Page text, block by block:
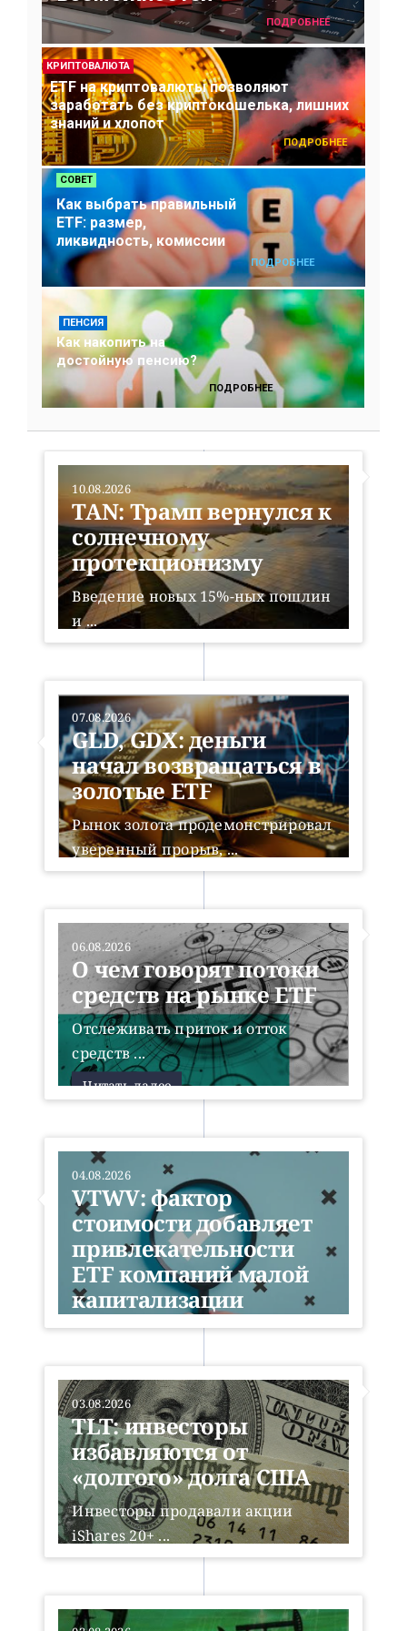
О ПРОЕКТЕ
ПОДРОБНЕЕ
ПОДРОБНЕЕ
ETF на криптовалюты позволяют
заработать без криптокошелька, лишних
знаний и хлопот
КРИПТОВАЛЮТА
ПОДРОБНЕЕ
Как накопить на
достойную пенсию?
ПЕНСИЯ
Как выбрать правильный
ETF: размер,
ликвидность, комиссии
ПОДРОБНЕЕ
СОВЕТ
10.08.2026
TAN: Трамп вернулся к
солнечному
протекционизму
Введение новых 15%-ных пошлин
и ...
07.08.2026
GLD, GDX: деньги
начал возвращаться в
золотые ETF
Рынок золота продемонстрировал
уверенный прорыв, ...
06.08.2026
О чем говорят потоки
средств на рынке ETF
Отслеживать приток и отток
средств ...
Читать далее
04.08.2026
VTWV: фактор
стоимости добавляет
привлекательности
ETF компаний малой
капитализации
S&P 500 вырос примерно на ...
03.08.2026
TLT: инвесторы
избавляются от
«долгого» долга США
Инвесторы продавали акции
iShares 20+ ...